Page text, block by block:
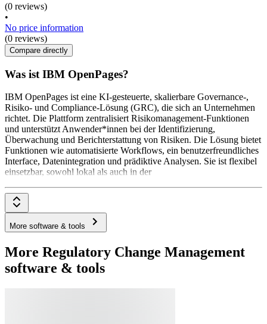
(0 reviews)
•
No price information
(0 reviews)
Compare directly
Was ist IBM OpenPages?
IBM OpenPages ist eine KI-gesteuerte, skalierbare Governance-,
Risiko- und Compliance-Lösung (GRC), die sich an Unternehmen
richtet. Die Plattform zentralisiert Risikomanagement-Funktionen
und unterstützt Anwender*innen bei der Identifizierung,
Überwachung und Berichterstattung von Risiken. Die Lösung bietet
Funktionen wie automatisierte Workflows, ein benutzerfreundliches
Interface, Datenintegration und prädiktive Analysen. Sie ist flexibel
einsetzbar, sowohl lokal als auch in der
More software & tools
More Regulatory Change Management
software & tools